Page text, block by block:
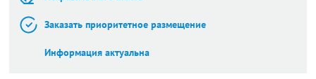
Заказать приоритетное размещение
Информация актуальна